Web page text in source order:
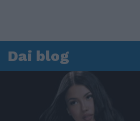
Dai blog